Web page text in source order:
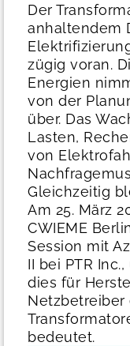
Der
anhaltendem
zügig voran.
Energien
von der
über. Das
Lasten,
von
Gleichzeitig
Am 25. März
CWIEME
Session mit
II bei PTR
dies für
bedeutet.